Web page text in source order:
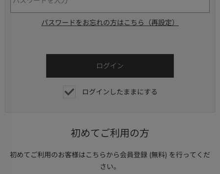
パスワードをお忘れの方はこちら（再設定）
ログインしたままにする
初めてご利用の方
初めてご利用のお客様はこちらから会員登録 (無料) を行ってくだ
さい。